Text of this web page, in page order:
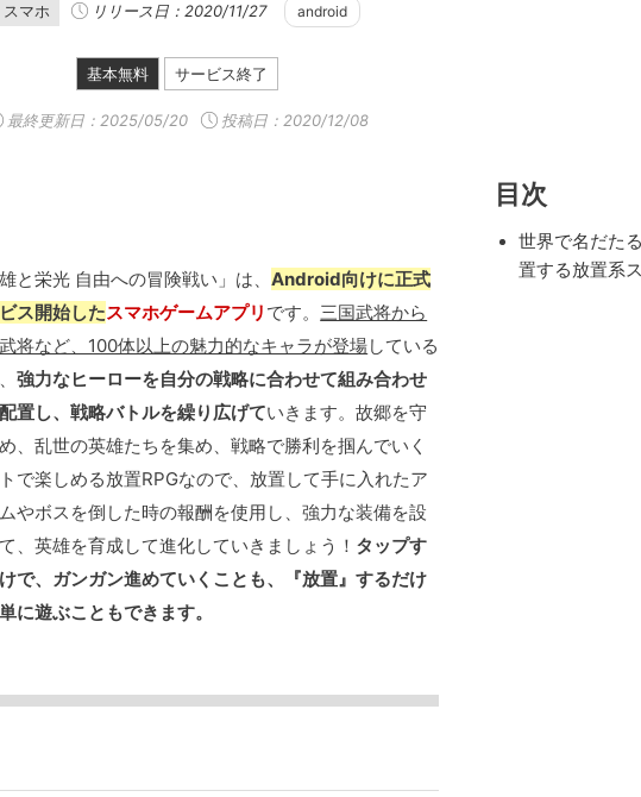
スマホ リリース日：2020/11/27 android
基本無料 サービス終了
最終更新日： 2025/05/20 投稿日：2020/12/08
雄と栄光 自由への冒険戦い」は、Android向けに正式
ス開始したスマホゲームアプリ です。三国武将から
将など、100体以上の魅力的なキャラが登場している
強力なヒーローを自分の戦略に合わせて組み合わせ
置し、戦略バトルを繰り広げていきます。故郷を守
、乱世の英雄たちを集め、戦略で勝利を掴んでいく
で楽しめる放置RPGなので、放置して手に入れたア
やボスを倒した時の報酬を使用し、強力な装備を設
、英雄を育成して進化していきましょう！ タップす
で、ガンガン進めていくことも、『放置』するだけ
に遊ぶこともできます。
目次
世界で名だた
置する放置系